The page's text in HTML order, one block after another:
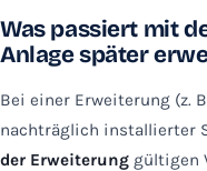
Was passiert mit
Anlage später
Bei einer Erweiterung (z.
nachträglich installierter
der Erweiterung gültigen